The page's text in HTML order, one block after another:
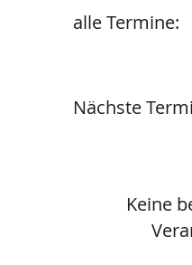
Keine
Nächste
alle Termine: